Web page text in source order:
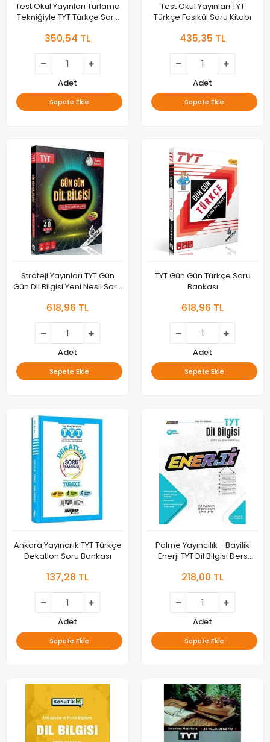
Test Okul Yayınları Turlama
Tekniğiyle TYT Türkçe Soru
350,54 TL
Adet
Sepete Ekle
Test Okul Yayınları TYT
Türkçe Fasikül Soru Kitabı
435,35 TL
Adet
Sepete Ekle
Strateji Yayınları TYT Gün
Gün Dil Bilgisi Yeni Nesil Soru
618,96 TL
Adet
Sepete Ekle
TYT Gün Gün Türkçe Soru
Bankası
618,96 TL
Adet
Sepete Ekle
Ankara Yayıncılık TYT Türkçe
Dekatlon Soru Bankası
137,28 TL
Adet
Sepete Ekle
Palme Yayıncılık - Bayilik
Enerji TYT Dil Bilgisi Ders
Yayıncılık
218,00 TL
Adet
Sepete Ekle